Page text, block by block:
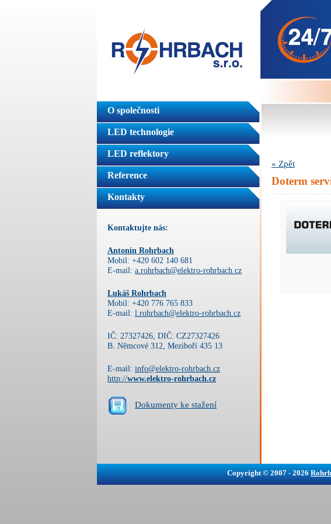
O společnosti
LED technologie
LED reflektory
Reference
Kontakty
Kontaktujte nás:
Antonín Rohrbach
Mobil: +420 602 140 681
E-mail: a.rohrbach@elektro-rohrbach.cz
Lukáš Rohrbach
Mobil: +420 776 765 833
E-mail: l.rohrbach@elektro-rohrbach.cz
IČ: 27327426, DIČ: CZ27327426
B. Němcové 312, Meziboří 435 13
E-mail: info@elektro-rohrbach.cz
http://www.elektro-rohrbach.cz
Dokumenty ke stažení
« Zpět
Doterm
Copyright © 2007 - 2026